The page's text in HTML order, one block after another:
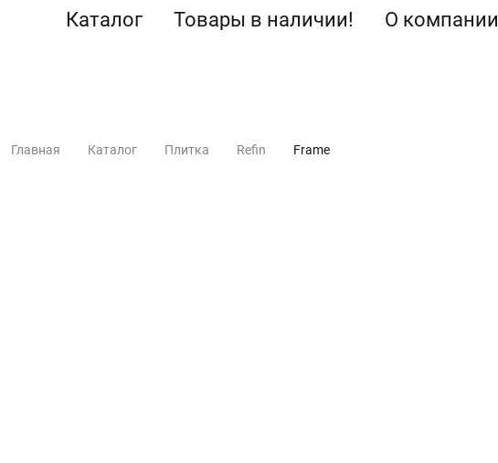
Каталог Товары в наличии! О компании
Главная Каталог Плитка Refin Frame